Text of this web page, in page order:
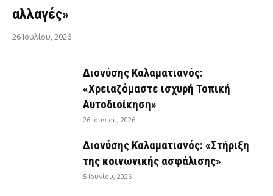
αλλαγές»
26 Ιουλίου, 2026
Διονύσης Καλαματιανός:
«Χρειαζόμαστε ισχυρή Τοπική
Αυτοδιοίκηση»
26 Ιουνίου, 2026
Διονύσης Καλαματιανός: «Στήριξη
της κοινωνικής ασφάλισης»
5 Ιουνίου, 2026